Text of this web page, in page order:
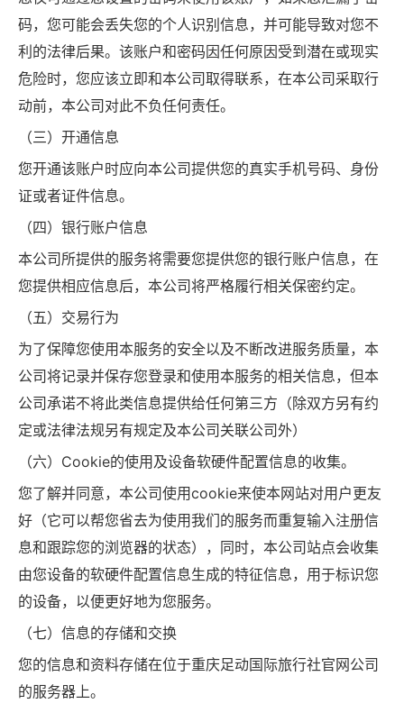
码，您可能会丢失您的个人识别信息，并可能导致对您不
利的法律后果。该账户和密码因任何原因受到潜在或现实
危险时，您应该立即和本公司取得联系，在本公司采取行
动前，本公司对此不负任何责任。
（三）开通信息
您开通该账户时应向本公司提供您的真实手机号码、身份
证或者证件信息。
（四）银行账户信息
本公司所提供的服务将需要您提供您的银行账户信息，在
您提供相应信息后，本公司将严格履行相关保密约定。
（五）交易行为
为了保障您使用本服务的安全以及不断改进服务质量，本
公司将记录并保存您登录和使用本服务的相关信息，但本
公司承诺不将此类信息提供给任何第三方（除双方另有约
定或法律法规另有规定及本公司关联公司外）
（六）Cookie的使用及设备软硬件配置信息的收集。
您了解并同意，本公司使用cookie来使本网站对用户更友
好（它可以帮您省去为使用我们的服务而重复输入注册信
息和跟踪您的浏览器的状态），同时，本公司站点会收集
由您设备的软硬件配置信息生成的特征信息，用于标识您
的设备，以便更好地为您服务。
（七）信息的存储和交换
您的信息和资料存储在位于重庆足动国际旅行社官网公司
的服务器上。